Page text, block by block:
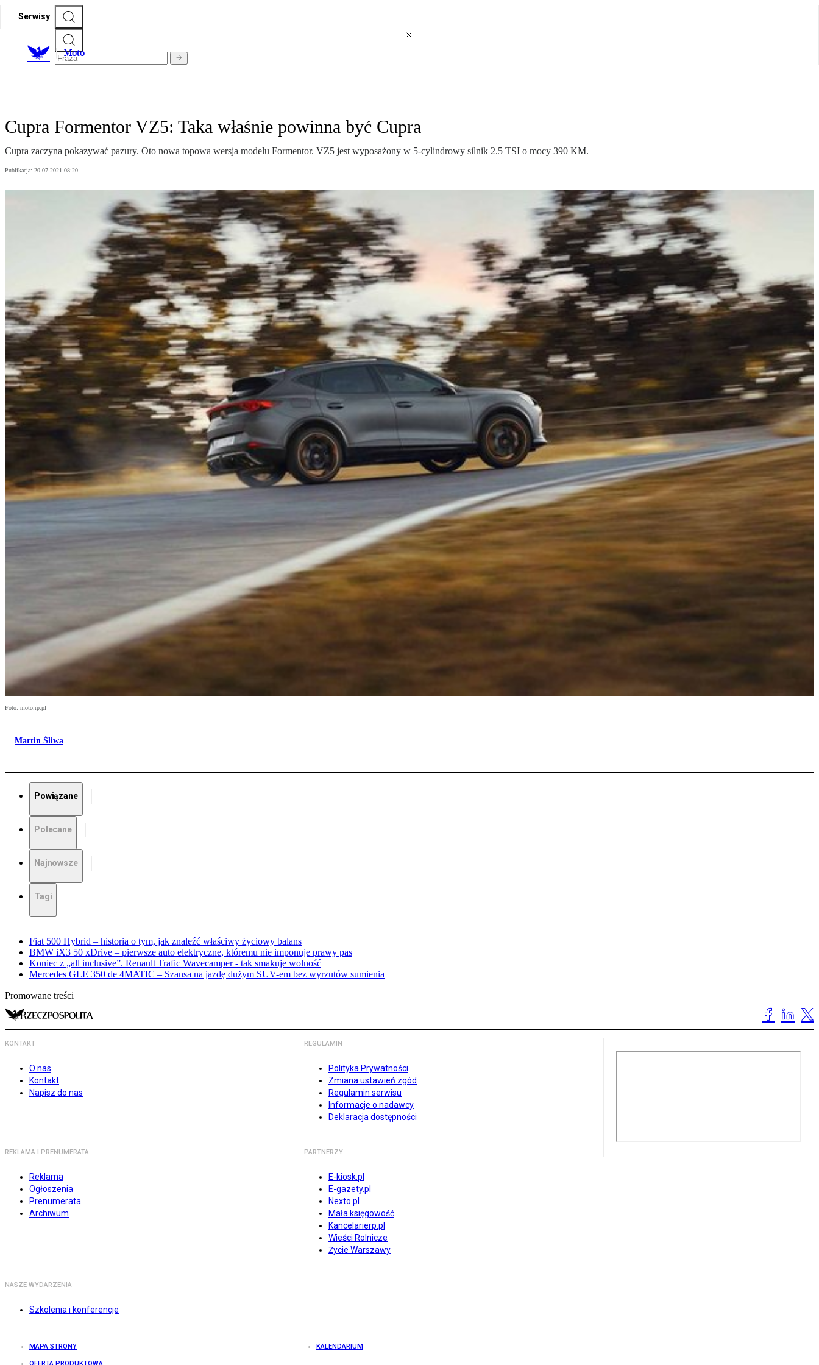
Serwisy
Moto
Cupra Formentor VZ5: Taka właśnie powinna być Cupra
Cupra zaczyna pokazywać pazury. Oto nowa topowa wersja modelu Formentor. VZ5 jest wyposażony w 5-cylindrowy silnik 2.5 TSI o mocy 390 KM.
Publikacja: 20.07.2021 08:20
Foto: moto.rp.pl
Martin Śliwa
Powiązane
Polecane
Najnowsze
Tagi
Fiat 500 Hybrid – historia o tym, jak znaleźć właściwy życiowy balans
BMW iX3 50 xDrive – pierwsze auto elektryczne, któremu nie imponuje prawy pas
Koniec z „all inclusive”. Renault Trafic Wavecamper - tak smakuje wolność
Mercedes GLE 350 de 4MATIC – Szansa na jazdę dużym SUV-em bez wyrzutów sumienia
Promowane treści
KONTAKT
O nas
Kontakt
Napisz do nas
REGULAMIN
Polityka Prywatności
Zmiana ustawień zgód
Regulamin serwisu
Informacje o nadawcy
Deklaracja dostępności
REKLAMA I PRENUMERATA
Reklama
Ogłoszenia
Prenumerata
Archiwum
PARTNERZY
E-kiosk.pl
E-gazety.pl
Nexto.pl
Mała księgowość
Kancelarierp.pl
Wieści Rolnicze
Życie Warszawy
NASZE WYDARZENIA
Szkolenia i konferencje
MAPA STRONY KALENDARIUM